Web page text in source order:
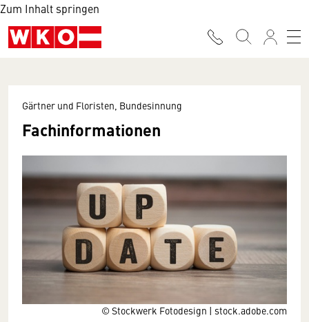
Zum Inhalt springen
© Stockwerk Fotodesign | stock.adobe.com
Gärtner und Floristen, Bundesinnung
Fachinformationen